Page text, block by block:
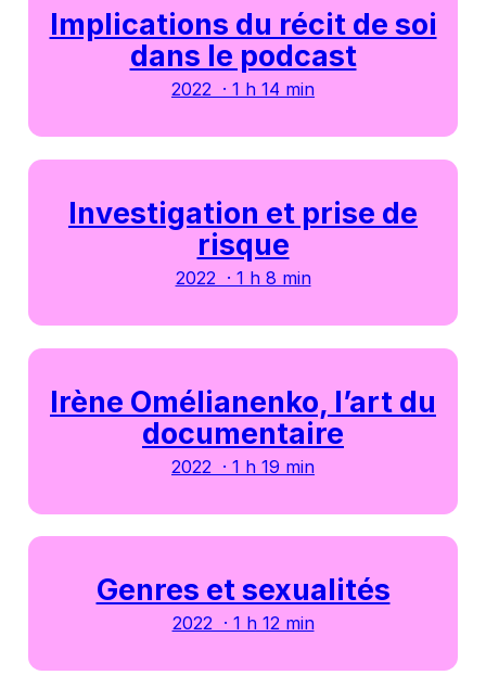
Implications du récit de soi
dans le podcast
2022 · 1 h 14 min
Investigation et prise de
risque
2022 · 1 h 8 min
Irène Omélianenko, l’art du
documentaire
2022 · 1 h 19 min
Genres et sexualités
2022 · 1 h 12 min